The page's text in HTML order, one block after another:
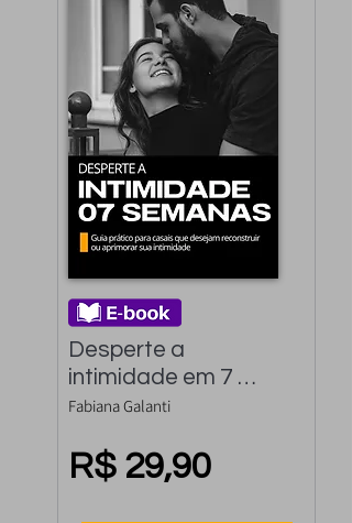
Desperte a
intimidade em 7
semanas: Guia
que desejam
reconstruir ou
Fabiana Galanti
R$ 29,90